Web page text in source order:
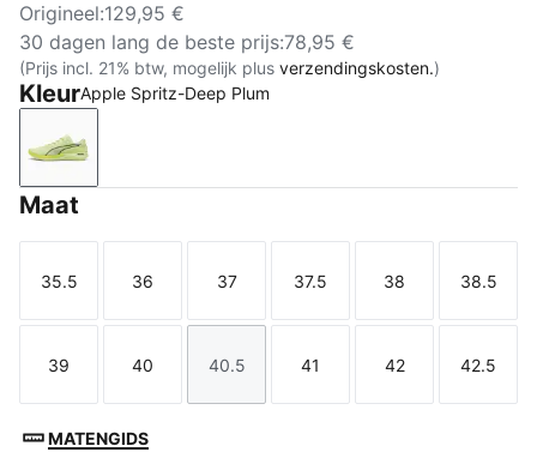
Origineel:129,95 €
30 dagen lang de beste prijs:78,95 €
(Prijs incl. 21% btw, mogelijk plus verzendingskosten.)
KleurApple Spritz-Deep Plum
Apple Spritz-Deep Plum
Maat
Maat
35.5
Maat
36
Maat
37
Maat
37.5
Maat
38
Maat
38.5
Maat
39
Maat
40
Maat
40.5
Maat
41
Maat
42
Maat
42.5
MATENGIDS